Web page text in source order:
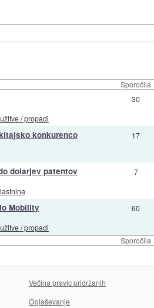
Sporočila
Sporočila
/ propadi
30
konkurenco 17
dolarjev patentov 7
Mobility
/ propadi
60
Večina pravic pridržanih
Oglaševanje